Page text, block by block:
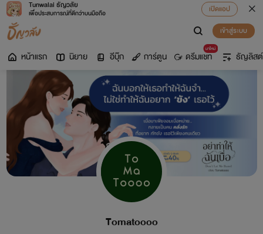
Tunwalai ธัญวลัย
เพื่อประสบการณ์ที่ดีกว่าบนมือถือ
เปิดแอป
เข้าสู่ระบบ
หน้าแรก นิยาย อีบุ๊ก การ์ตูน
มาใหม่
ดรีมแชท ธัญลิสต์
Tomatoooo